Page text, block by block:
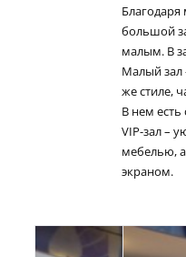
большой
малым. В
Малый зал
же стиле,
В нем есть
VIP-зал –
мебелью,
экраном.